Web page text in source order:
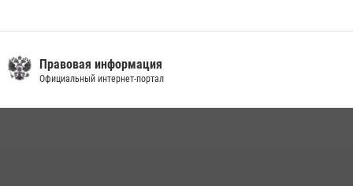
Правовая информация
Официальный интернет-портал